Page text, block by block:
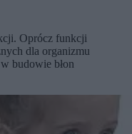
Oprócz funkcji
dla organizmu
budowie błon